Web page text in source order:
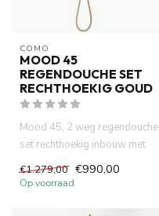
COMO
MOOD 45
REGENDOUCHE SET
RECHTHOEKIG GOUD
Mood 45, 2 weg regendouche
set rechthoekig inbouw met
€1.279,00 €990,00
Op voorraad